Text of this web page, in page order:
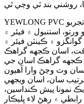
YEWLONG PVC ماڊل ٺاهڻ لاء 15 سالن کان وڌيڪ تجربو
ورتو، استنبول ۾ فيئر ۾
۾ ڪينٽن فيئر ۾
اسان ڪجهه گراهڪ
ڪجهه گراهڪ اسان جي
وٽ وڃڻ وارا آهيون
سان، اسان ويجهي
نمونا پيش ڪنداسين،